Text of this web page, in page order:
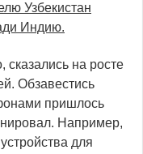
Узбекистан
Индию.
сказались на росте
Обзавестись
пришлось
Например,
для